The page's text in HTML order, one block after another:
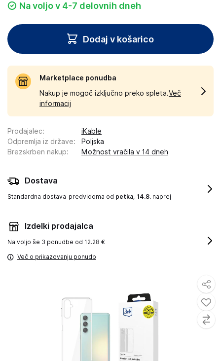
Na voljo v 4-7 delovnih dneh
Dodaj v košarico
Marketplace ponudba
Nakup je mogoč izključno preko spleta.Več
informacij
Prodajalec:
iKable
Odpremlja iz države:
Poljska
Brezskrben nakup: Možnost vračila v 14 dneh
Dostava
Standardna dostava predvidoma od petka, 14.8. naprej
Izdelki prodajalca
Na voljo še 3 ponudbe od 12.28 €
Več o prikazovanju ponudb